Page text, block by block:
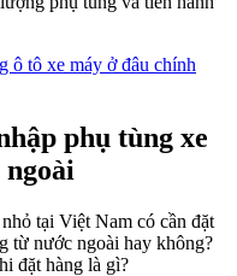
ô tô xe máy ở đâu chính
phụ tùng xe
tại Việt Nam có cần đặt
từ nước ngoài hay không?
đặt hàng là gì?